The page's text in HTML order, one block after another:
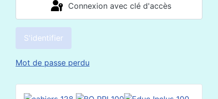
Connexion avec clé d'accès
S'identifier
Mot de passe perdu